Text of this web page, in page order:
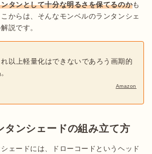
タンとして十分な明るさを保てるのかも
からは、そんなモンベルのランタンシェ
説です。
以上軽量化はできないであろう画期的
Amazon
タンシェードの組み立て方
ェードには、ドローコードというヘッド